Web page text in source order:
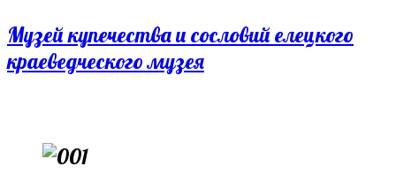
Перейти
к
Музей купечества и сословий елецкого
краеведческого музея